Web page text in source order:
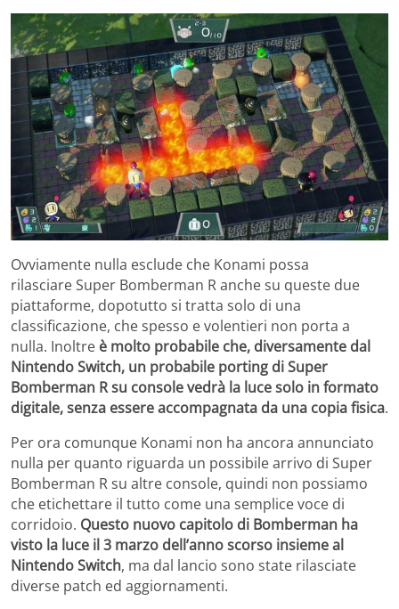
Ovviamente nulla esclude che Konami possa
rilasciare Super Bomberman R anche su queste due
piattaforme, dopotutto si tratta solo di una
classificazione, che spesso e volentieri non porta a
nulla. Inoltre è molto probabile che, diversamente dal
Nintendo Switch, un probabile porting di Super
Bomberman R su console vedrà la luce solo in formato
digitale, senza essere accompagnata da una copia fisica.
Per ora comunque Konami non ha ancora annunciato
nulla per quanto riguarda un possibile arrivo di Super
Bomberman R su altre console, quindi non possiamo
che etichettare il tutto come una semplice voce di
corridoio. Questo nuovo capitolo di Bomberman ha
visto la luce il 3 marzo dell’anno scorso insieme al
Nintendo Switch, ma dal lancio sono state rilasciate
diverse patch ed aggiornamenti.